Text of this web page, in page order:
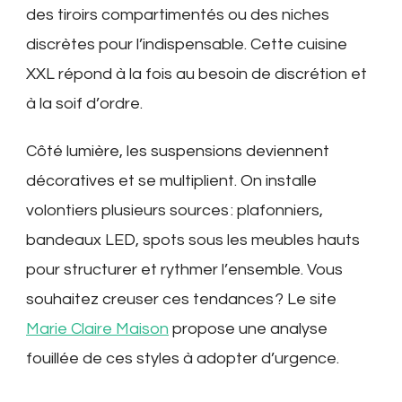
des tiroirs compartimentés ou des niches
discrètes pour l’indispensable. Cette cuisine
XXL répond à la fois au besoin de discrétion et
à la soif d’ordre.
Côté lumière, les suspensions deviennent
décoratives et se multiplient. On installe
volontiers plusieurs sources : plafonniers,
bandeaux LED, spots sous les meubles hauts
pour structurer et rythmer l’ensemble. Vous
souhaitez creuser ces tendances ? Le site
Marie Claire Maison propose une analyse
fouillée de ces styles à adopter d’urgence.